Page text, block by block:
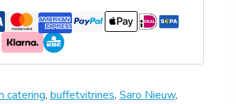
catering, buffetvitrines, Saro Nieuw,